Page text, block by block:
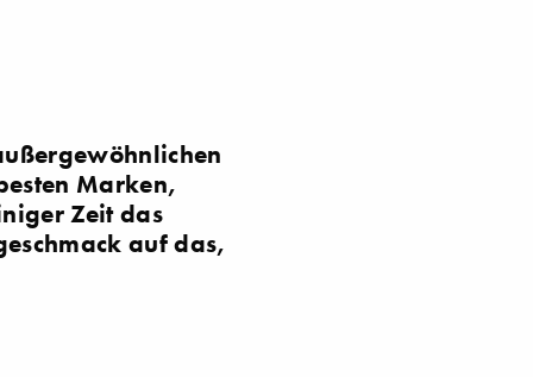
Marken,
Zeit das
auf das,